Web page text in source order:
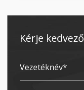
Kérje